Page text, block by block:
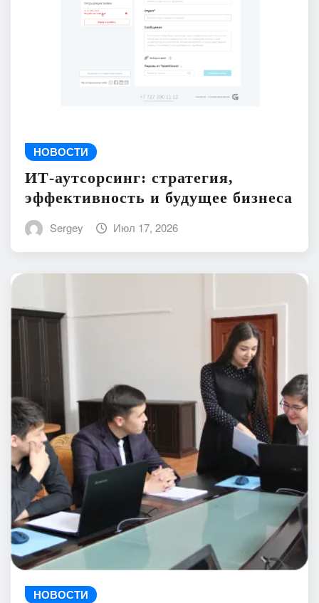
НОВОСТИ
ИТ-аутсорсинг: стратегия,
эффективность и будущее бизнеса
Sergey Июл 17, 2026
НОВОСТИ